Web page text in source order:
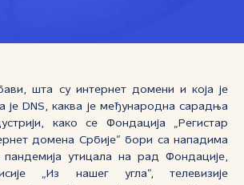
шта су интернет домени и која је
је DNS, каква је међународна сарадња
како се Фондација „Регистар
домена Србије“ бори са нападима
пандемија утицала на рад Фондације,
„Из нашег угла“, телевизије